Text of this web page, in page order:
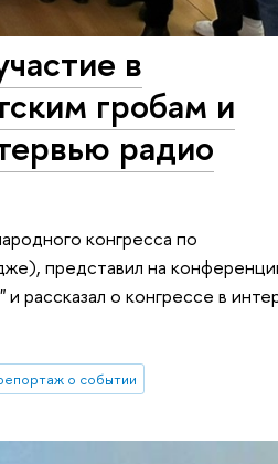
в
гробам и
радио
конгресса по
представил на
рассказал о конгрессе в
о событии